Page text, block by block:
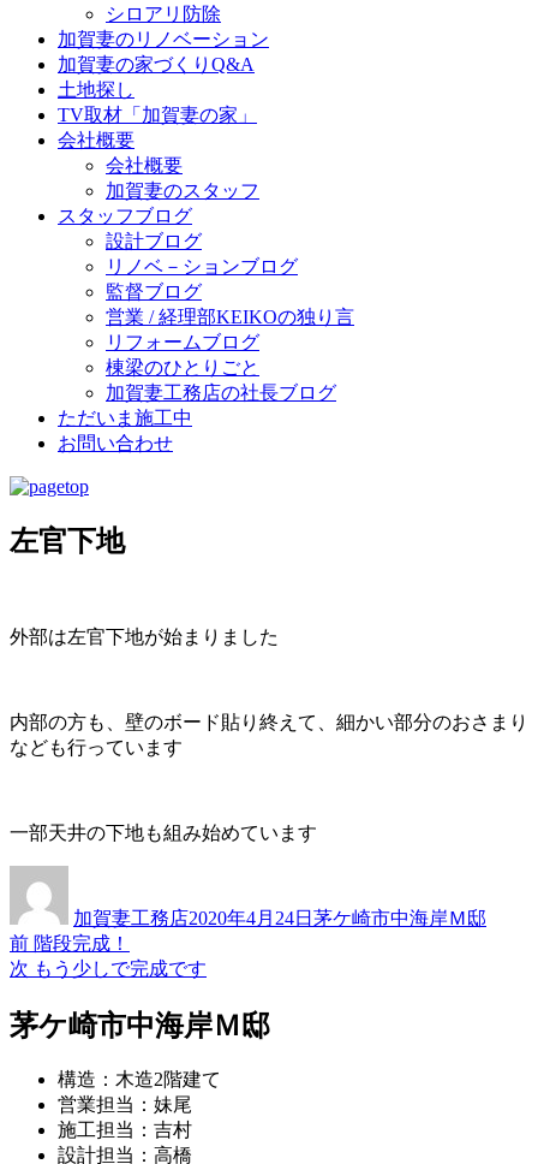
シロアリ防除
加賀妻のリノベーション
加賀妻の家づくりQ&A
土地探し
TV取材「加賀妻の家」
会社概要
会社概要
加賀妻のスタッフ
スタッフブログ
設計ブログ
リノベ－ションブログ
監督ブログ
営業 / 経理部KEIKOの独り言
リフォームブログ
棟梁のひとりごと
加賀妻工務店の社長ブログ
ただいま施工中
お問い合わせ
左官下地
外部は左官下地が始まりました
内部の方も、壁のボード貼り終えて、細かい部分のおさまり
なども行っています
一部天井の下地も組み始めています
者加賀妻工務店日:
2020年4月24日ゴ
茅ケ崎市中海岸Ｍ邸
投
稿
ナ
前 過
去
投
稿:
階段完成！
次 次
投
稿:
もう少しで完成です
茅ケ崎市中海岸Ｍ邸
構造：木造2階建て
営業担当：妹尾
施工担当：吉村
設計担当：高橋